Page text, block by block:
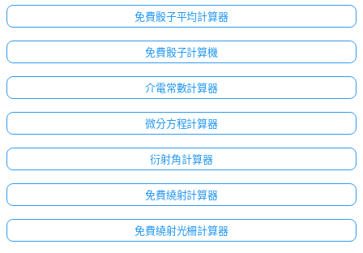
免費骰子平均計算器
免費骰子計算機
介電常數計算器
微分方程計算器
衍射角計算器
免費繞射計算器
免費繞射光柵計算器